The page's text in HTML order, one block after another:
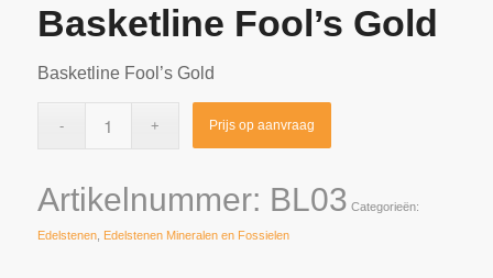
Basketline Fool’s Gold
Basketline Fool’s Gold
Prijs op aanvraag
Artikelnummer: BL03 Categorieën:
Edelstenen, Edelstenen Mineralen en Fossielen